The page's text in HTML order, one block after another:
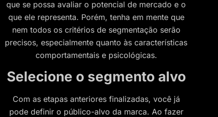
que se possa avaliar o potencial de mercado e o
que ele representa. Porém, tenha em mente que
nem todos os critérios de segmentação serão
precisos, especialmente quanto às características
comportamentais e psicológicas.
Selecione o segmento alvo
Com as etapas anteriores finalizadas, você já
pode definir o público-alvo da marca. Ao fazer